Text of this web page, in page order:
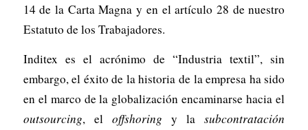
14 de la Carta Magna y en el artículo 28 de nuestro
Estatuto de los Trabajadores.
Inditex es el acrónimo de “Industria textil”, sin
embargo, el éxito de la historia de la empresa ha sido
en el marco de la globalización encaminarse hacia el
outsourcing, el offshoringy lasubcontratación